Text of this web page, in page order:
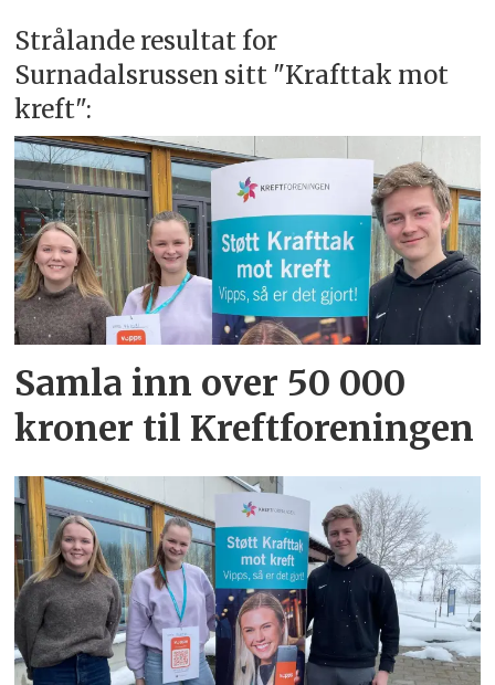
Strålande resultat for
Surnadalsrussen sitt "Krafttak mot
kreft":
Samla inn over 50 000
kroner til Kreftforeningen